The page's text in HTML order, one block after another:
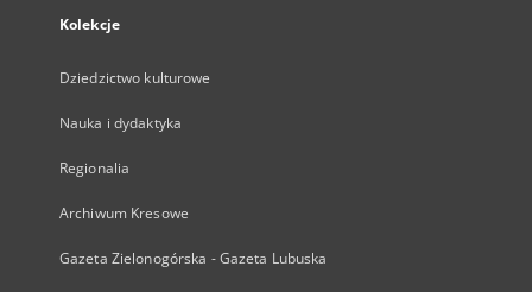
Kolekcje
Dziedzictwo kulturowe
Nauka i dydaktyka
Regionalia
Archiwum Kresowe
Gazeta Zielonogórska - Gazeta Lubuska